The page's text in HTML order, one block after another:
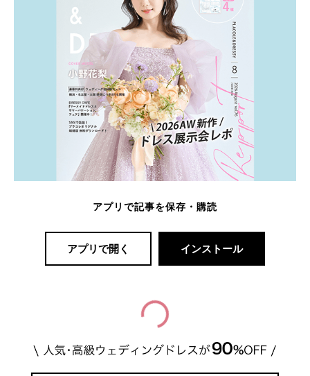
アプリで記事を保存・購読
アプリで開く インストール